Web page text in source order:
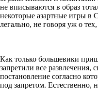
не вписываются в образ
некоторые азартные игры в
легально, не говоря уж о
Как только большевики
запретили все развлечения,
постановление согласно
под запретом. Естественно,